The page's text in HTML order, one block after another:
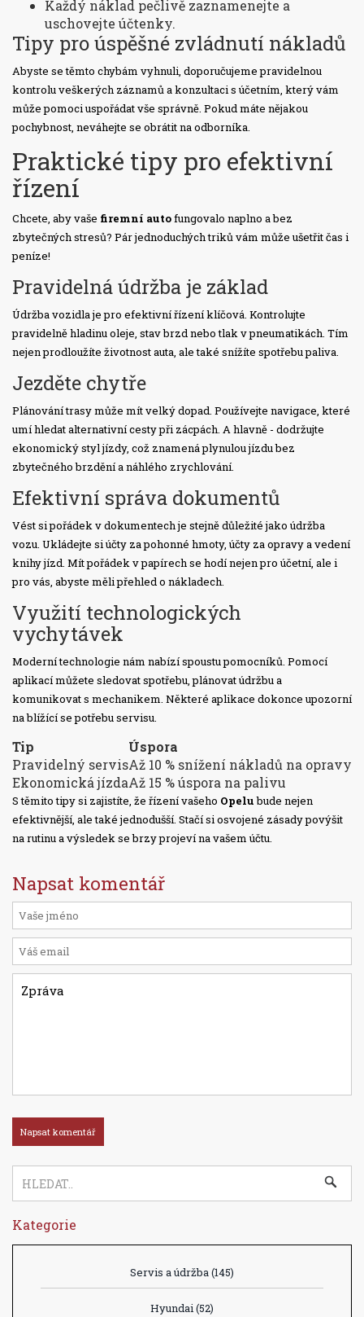
Každý náklad pečlivě zaznamenejte a
uschovejte účtenky.
Tipy pro úspěšné zvládnutí nákladů
Abyste se těmto chybám vyhnuli, doporučujeme pravidelnou
kontrolu veškerých záznamů a konzultaci s účetním, který vám
může pomoci uspořádat vše správně. Pokud máte nějakou
pochybnost, neváhejte se obrátit na odborníka.
Praktické tipy pro efektivní
řízení
Chcete, aby vaše firemní autofungovalo naplno a bez
zbytečných stresů? Pár jednoduchých triků vám může ušetřit čas i
peníze!
Pravidelná údržba je základ
Údržba vozidla je pro efektivní řízení klíčová. Kontrolujte
pravidelně hladinu oleje, stav brzd nebo tlak v pneumatikách. Tím
nejen prodloužíte životnost auta, ale také snížíte spotřebu paliva.
Jezděte chytře
Plánování trasy může mít velký dopad. Používejte navigace, které
umí hledat alternativní cesty při zácpách. A hlavně - dodržujte
ekonomický styl jízdy, což znamená plynulou jízdu bez
zbytečného brzdění a náhlého zrychlování.
Efektivní správa dokumentů
Vést si pořádek v dokumentech je stejně důležité jako údržba
vozu. Ukládejte si účty za pohonné hmoty, účty za opravy a vedení
knihy jízd. Mít pořádek v papírech se hodí nejen pro účetní, ale i
pro vás, abyste měli přehled o nákladech.
Využití technologických
vychytávek
Moderní technologie nám nabízí spoustu pomocníků. Pomocí
aplikací můžete sledovat spotřebu, plánovat údržbu a
komunikovat s mechanikem. Některé aplikace dokonce upozorní
na blížící se potřebu servisu.
Tip
Úspora
Pravidelný servisAž 10 % snížení nákladů na opravy
Ekonomická jízdaAž 15 % úspora na palivu
S těmito tipy si zajistíte, že řízení vašeho Opelubude nejen
efektivnější, ale také jednodušší. Stačí si osvojené zásady povýšit
na rutinu a výsledek se brzy projeví na vašem účtu.
Napsat komentář
Kategorie
Servis a údržba(145)
Hyundai(52)